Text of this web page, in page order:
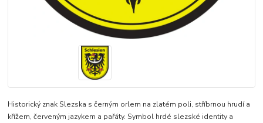
Historický znak Slezska s černým orlem na zlatém poli, stříbrnou hrudí a
křížem, červeným jazykem a pařáty. Symbol hrdé slezské identity a